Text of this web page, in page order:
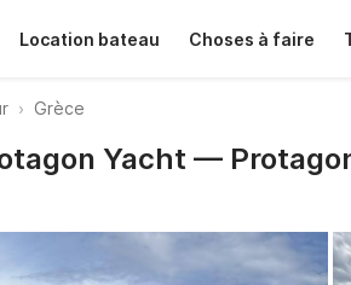
Location bateau Choses à faire
Grèce
Yacht —